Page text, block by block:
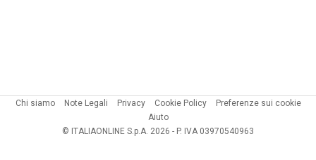
Chi siamo Note Legali Privacy Cookie Policy
Preferenze sui cookie
Aiuto
© ITALIAONLINE S.p.A. 2026 - P. IVA 03970540963